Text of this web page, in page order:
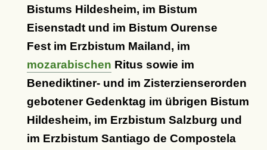
Bistums Hildesheim, im Bistum
Eisenstadt und im Bistum Ourense
Fest im Erzbistum Mailand, im
mozarabischen Ritus sowie im
Benediktiner- und im Zisterzienserorden
gebotener Gedenktag im übrigen Bistum
Hildesheim, im Erzbistum Salzburg und
im Erzbistum Santiago de Compostela